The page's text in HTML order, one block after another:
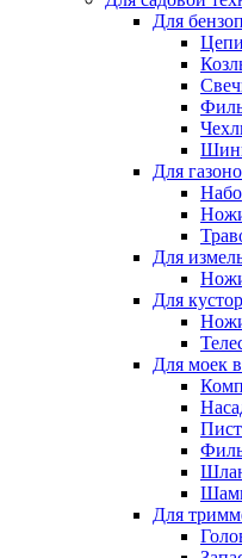
Для
Цепи
Для
Для
Для
Для моек
Для